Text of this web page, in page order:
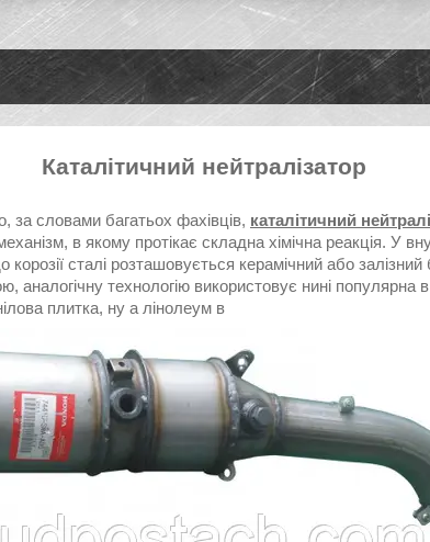
Каталітичний нейтралізатор
за словами багатьох фахівців, каталітичний
в якому протікає складна хімічна реакція. У
корозії сталі розташовується керамічний або
аналогічну технологію використовує нині популярна в
плитка, ну а лінолеум в